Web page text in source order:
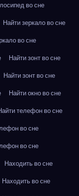
во сне
Найти зеркало во сне
во сне
Найти зонт во сне
Найти зонт во сне
Найти окно во сне
телефон во сне
во сне
во сне
Находить во сне
Находить во сне